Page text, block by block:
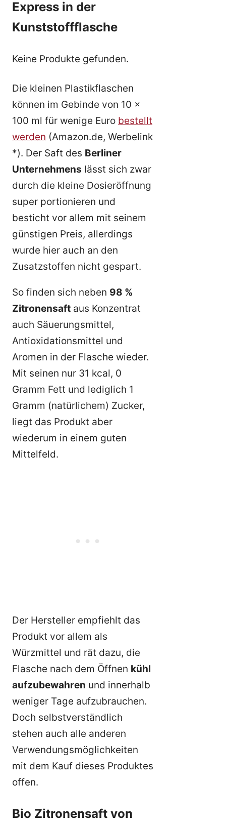
Express in der
Kunststoffflasche
Keine Produkte gefunden.
Die kleinen Plastikflaschen
können im Gebinde von 10 x
100 ml für wenige Euro bestellt
werden (Amazon.de, Werbelink
*). Der Saft des Berliner
Unternehmens lässt sich zwar
durch die kleine Dosieröffnung
super portionieren und
besticht vor allem mit seinem
günstigen Preis, allerdings
wurde hier auch an den
Zusatzstoffen nicht gespart.
So finden sich neben 98 %
Zitronensaft aus Konzentrat
auch Säuerungsmittel,
Antioxidationsmittel und
Aromen in der Flasche wieder.
Mit seinen nur 31 kcal, 0
Gramm Fett und lediglich 1
Gramm (natürlichem) Zucker,
liegt das Produkt aber
wiederum in einem guten
Mittelfeld.
Der Hersteller empfiehlt das
Produkt vor allem als
Würzmittel und rät dazu, die
Flasche nach dem Öffnen kühl
aufzubewahren und innerhalb
weniger Tage aufzubrauchen.
Doch selbstverständlich
stehen auch alle anderen
Verwendungsmöglichkeiten
mit dem Kauf dieses Produktes
offen.
Bio Zitronensaft von